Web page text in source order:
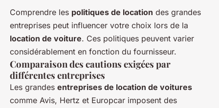
Comprendre les politiques de location des grandes
entreprises peut influencer votre choix lors de la
location de voiture. Ces politiques peuvent varier
considérablement en fonction du fournisseur.
Comparaison des cautions exigées par
différentes entreprises
Les grandes entreprises de location de voitures
comme Avis, Hertz et Europcar imposent des